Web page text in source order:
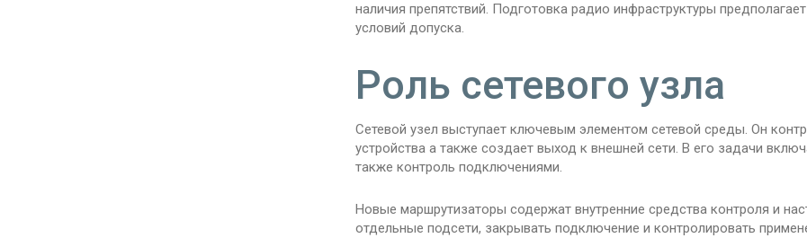
наличия препятствий. Подготовка радио инфраструктуры
условий допуска.
Роль сетевого узла
Сетевой узел выступает ключевым элементом сетевой среды. Он
устройства а также создает выход к внешней сети. В его задачи
также контроль подключениями.
Новые маршрутизаторы содержат внутренние средства контроля и
отдельные подсети, закрывать подключение и контролировать